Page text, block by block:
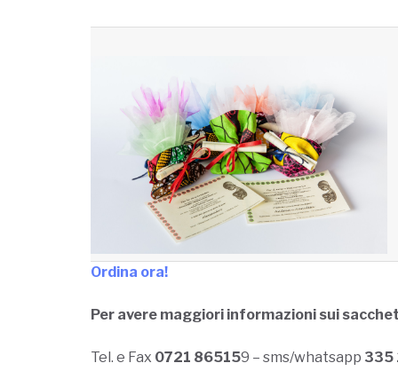
Ordina ora!
Per avere maggiori informazioni sui
Tel. e Fax 0721 865159 – sms/whatsapp 335